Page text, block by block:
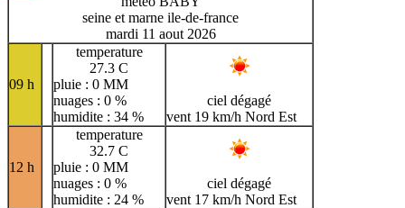
seine et marne ile-de-france
mardi 11 aout 2026
09 h
temperature
27.3 C
pluie : 0 MM
nuages : 0 %
humidite : 34 %
ciel dégagé
vent 19 km/h Nord Est
12 h
temperature
32.7 C
pluie : 0 MM
nuages : 0 %
humidite : 24 %
ciel dégagé
vent 17 km/h Nord Est